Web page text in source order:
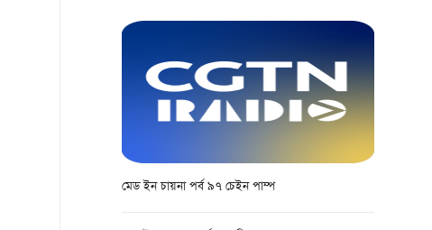
মেড ইন চায়না পর্ব ৯৭ চেইন পাম্প